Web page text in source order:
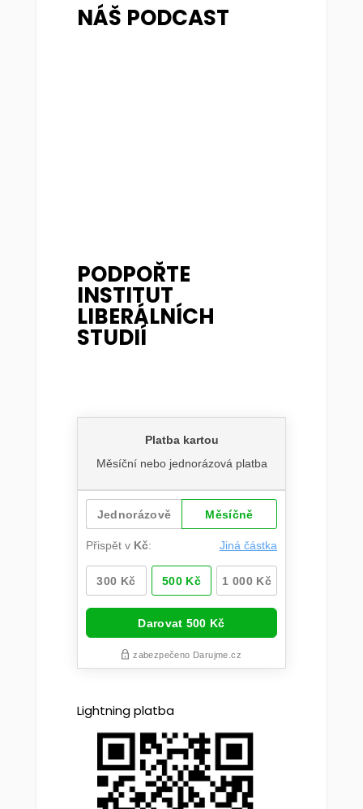
NÁŠ PODCAST
PODPOŘTE
INSTITUT
LIBERÁLNÍCH
STUDIÍ
Lightning platba